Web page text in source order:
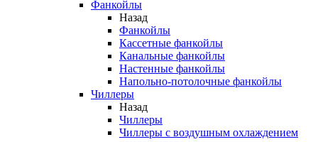
Фанкойлы
Назад
Фанкойлы
Кассетные фанкойлы
Канальные фанкойлы
Настенные фанкойлы
Напольно-потолочные фанкойлы
Чиллеры
Назад
Чиллеры
Чиллеры с воздушным охлаждением